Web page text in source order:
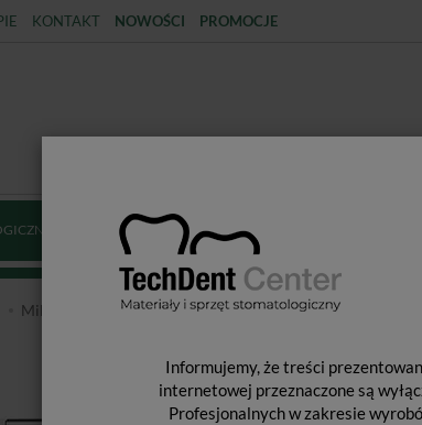
Informujemy, że treści
internetowej przeznaczone są
Profesjonalnych w zakresie
KONTAKT NOWOŚCI PROMOCJE
DEZYNFEKCJA STERYLIZACJA
Mikrosilniki endodontyczne Mikrosilnik endodontyczny